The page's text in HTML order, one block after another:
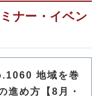
ナー・イベン
地域を巻
進め方【8月・